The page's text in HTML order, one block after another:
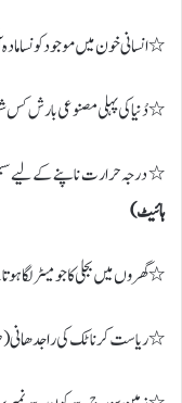
٭ انسانی خون میں موجود کونسا
٭ دُنیا کی پہلی مصنوعی بارش کس
٭ درجہ حرارت ناپنے کے لیے سینٹی
ہائیٹ)
٭ گھروں میں بجلی کا جو میٹر لگا
٭ ریاست کرناٹک کی راجدھانی (